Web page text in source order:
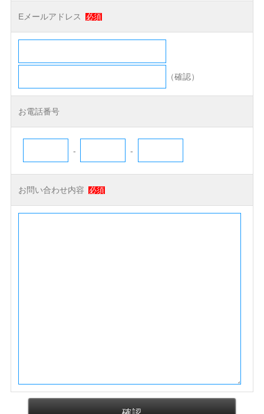
Eメールアドレス 必須
（確認）
お電話番号
- -
お問い合わせ内容 必須